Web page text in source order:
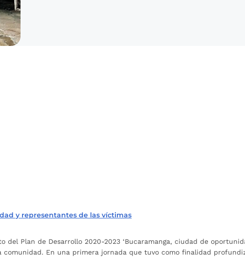
y representantes de las víctimas
Plan de Desarrollo 2020-2023 ‘Bucaramanga, ciudad de
En una primera jornada que tuvo como finalidad